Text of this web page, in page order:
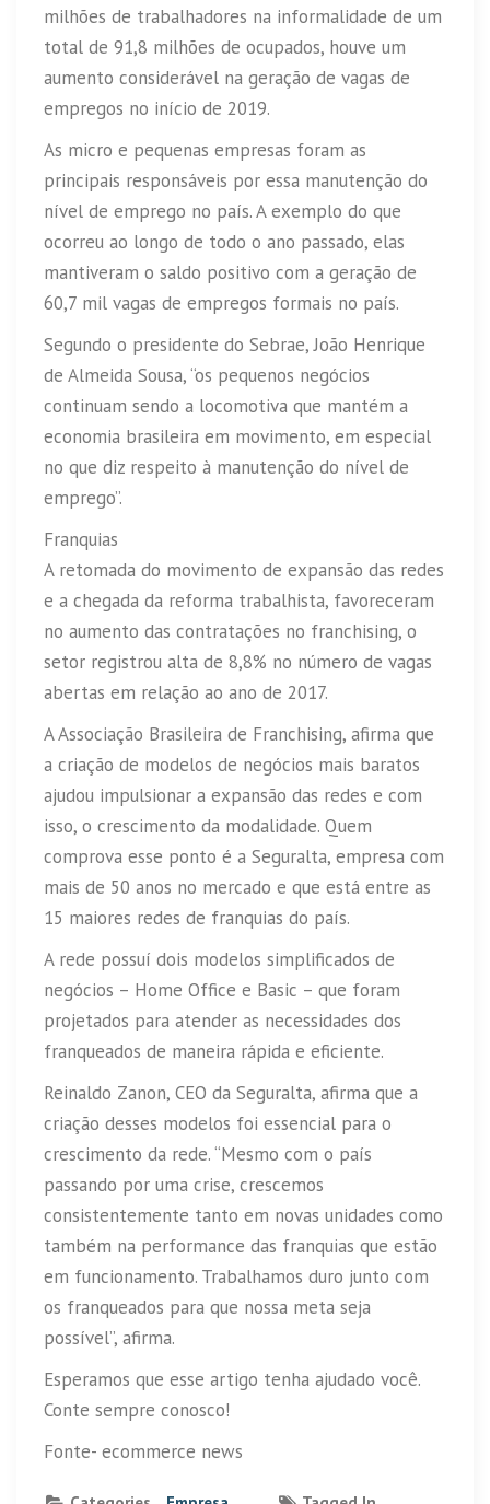
milhões de trabalhadores na informalidade de um
total de 91,8 milhões de ocupados, houve um
aumento considerável na geração de vagas de
empregos no início de 2019.
As micro e pequenas empresas foram as
principais responsáveis por essa manutenção do
nível de emprego no país. A exemplo do que
ocorreu ao longo de todo o ano passado, elas
mantiveram o saldo positivo com a geração de
60,7 mil vagas de empregos formais no país.
Segundo o presidente do Sebrae, João Henrique
de Almeida Sousa, “os pequenos negócios
continuam sendo a locomotiva que mantém a
economia brasileira em movimento, em especial
no que diz respeito à manutenção do nível de
emprego”.
Franquias
A retomada do movimento de expansão das redes
e a chegada da reforma trabalhista, favoreceram
no aumento das contratações no franchising, o
setor registrou alta de 8,8% no número de vagas
abertas em relação ao ano de 2017.
A Associação Brasileira de Franchising, afirma que
a criação de modelos de negócios mais baratos
ajudou impulsionar a expansão das redes e com
isso, o crescimento da modalidade. Quem
comprova esse ponto é a Seguralta, empresa com
mais de 50 anos no mercado e que está entre as
15 maiores redes de franquias do país.
A rede possuí dois modelos simplificados de
negócios – Home Office e Basic – que foram
projetados para atender as necessidades dos
franqueados de maneira rápida e eficiente.
Reinaldo Zanon, CEO da Seguralta, afirma que a
criação desses modelos foi essencial para o
crescimento da rede. “Mesmo com o país
passando por uma crise, crescemos
consistentemente tanto em novas unidades como
também na performance das franquias que estão
em funcionamento. Trabalhamos duro junto com
os franqueados para que nossa meta seja
possível”, afirma.
Esperamos que esse artigo tenha ajudado você.
Conte sempre conosco!
Fonte- ecommerce news